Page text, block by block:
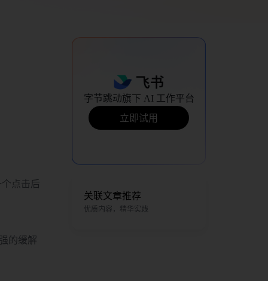
点击后
的缓解
字节跳动旗下 AI 工作平台
立即试用
关联文章推荐
优质内容，精华实践